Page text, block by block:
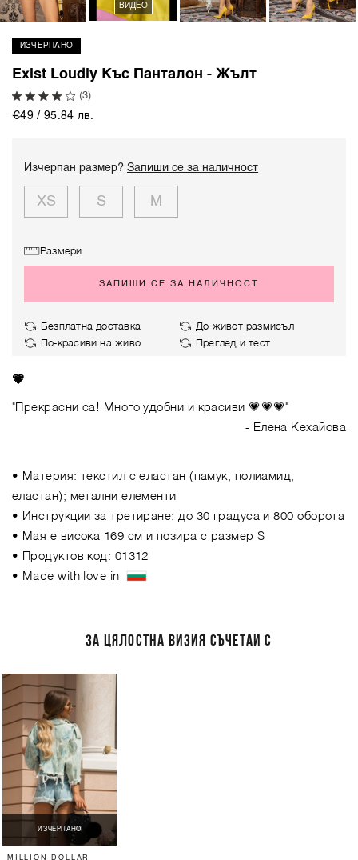
ВИДЕО
ИЗЧЕРПАНО
Exist Loudly Къс Панталон - Жълт
(3)
€49 / 95.84 лв.
Изчерпан размер?Запиши се за наличност
XS S M
Размери
ЗАПИШИ СЕ ЗА НАЛИЧНОСТ
Безплатна доставка
До живот размисъл
По-красиви на живо
Преглед и тест
💗
"Прекрасни са! Много удобни и красиви 💗💗💗"
- Елена Кехайова
• Материя: текстил с еластан (памук, полиамид,
еластан); метални елементи
• Инструкции за третиране: до 30 градуса и 800 оборота
• Мая е висока 169 см и позира с размер S
• Продуктов код: 01312
• Made with love in
ЗА ЦЯЛОСТНА ВИЗИЯ СЪЧЕТАЙ С
ИЗЧЕРПАНО
MILLION DOLLAR